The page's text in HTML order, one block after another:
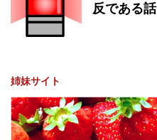
反である話
姉妹サイト